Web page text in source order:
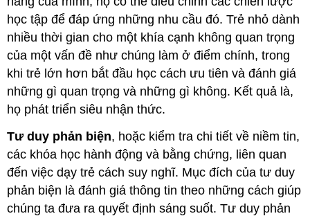
học tập để đáp ứng những nhu cầu đó. Trẻ nhỏ dành
nhiều thời gian cho một khía cạnh không quan trọng
của một vấn đề như chúng làm ở điểm chính, trong
khi trẻ lớn hơn bắt đầu học cách ưu tiên và đánh giá
những gì quan trọng và những gì không. Kết quả là,
họ phát triển siêu nhận thức.
Tư duy phản biện, hoặc kiểm tra chi tiết về niềm tin,
các khóa học hành động và bằng chứng, liên quan
đến việc dạy trẻ cách suy nghĩ. Mục đích của tư duy
phản biện là đánh giá thông tin theo những cách giúp
chúng ta đưa ra quyết định sáng suốt. Tư duy phản